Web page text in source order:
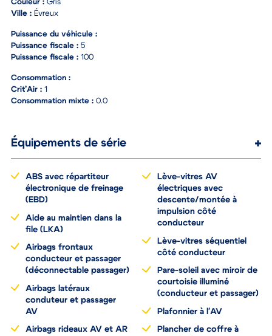
Couleur : Gris
Ville : Évreux
Puissance du véhicule :
Puissance fiscale : 5
Puissance fiscale : 100
Consommation :
Crit’Air : 1
Consommation mixte : 0.0
Équipements de série
ABS avec répartiteur
électronique de freinage
(EBD)
Aide au maintien dans la
file (LKA)
Airbags frontaux
conducteur et passager
(déconnectable passager)
Airbags latéraux
conduteur et passager
AV
Airbags rideaux AV et AR
Lève-vitres AV
électriques avec
descente/montée à
impulsion côté
conducteur
Lève-vitres séquentiel
côté conducteur
Pare-soleil avec miroir de
courtoisie illuminé
(conducteur et passager)
Plafonnier à l'AV
Plancher de coffre à